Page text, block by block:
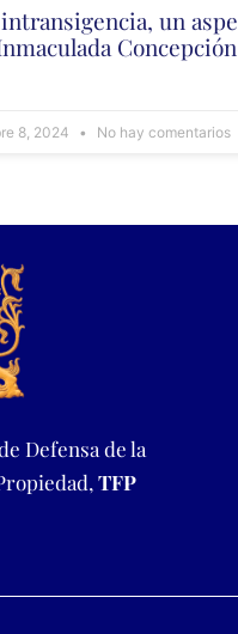
un
Concepción
8, 2024 No hay comentarios
Defensa de la
TFP